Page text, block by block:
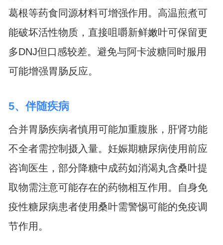
葛根等药食同源材料可增强作用。高温煎煮可
能破坏活性物质，直接咀嚼新鲜嫩叶可保留更
多DNJ但口感较差。避免与阿卡波糖同时服用
可能增强胃肠反应。
5、伴随疾病
合并胃肠疾病者慎用可能加重腹胀，肝肾功能
不全者需控制摄入量。妊娠期糖尿病使用前应
咨询医生，部分降糖中成药如消渴丸含桑叶提
取物需注意可能存在的药物相互作用。自身免
疫性糖尿病患者使用桑叶需警惕可能的免疫调
节作用。